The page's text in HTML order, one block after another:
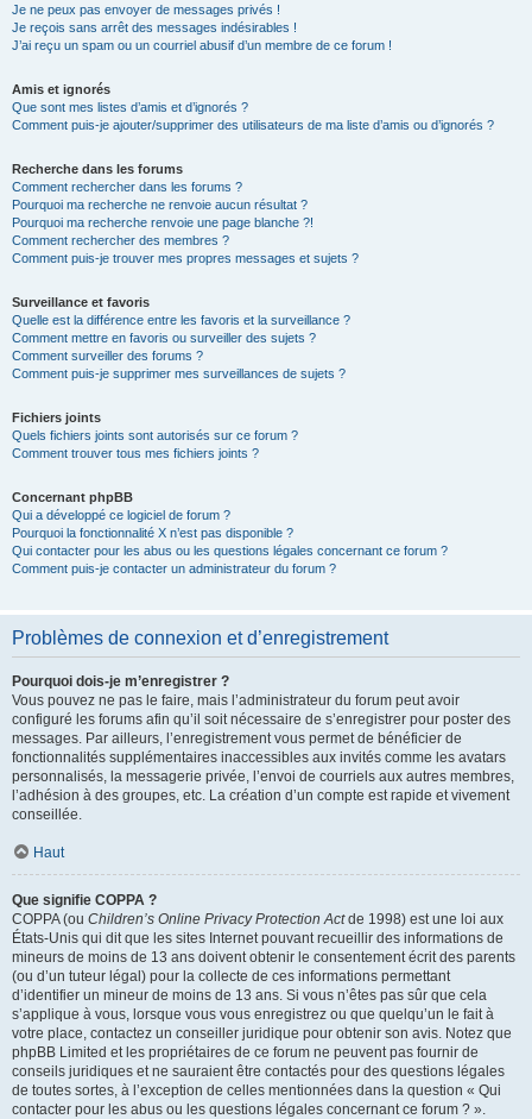
Je ne peux pas envoyer de messages privés !
Je reçois sans arrêt des messages indésirables !
J’ai reçu un spam ou un courriel abusif d’un membre de ce forum !
Amis et ignorés
Que sont mes listes d’amis et d’ignorés ?
Comment puis-je ajouter/supprimer des utilisateurs de ma liste d’amis ou d’ignorés ?
Recherche dans les forums
Comment rechercher dans les forums ?
Pourquoi ma recherche ne renvoie aucun résultat ?
Pourquoi ma recherche renvoie une page blanche ?!
Comment rechercher des membres ?
Comment puis-je trouver mes propres messages et sujets ?
Surveillance et favoris
Quelle est la différence entre les favoris et la surveillance ?
Comment mettre en favoris ou surveiller des sujets ?
Comment surveiller des forums ?
Comment puis-je supprimer mes surveillances de sujets ?
Fichiers joints
Quels fichiers joints sont autorisés sur ce forum ?
Comment trouver tous mes fichiers joints ?
Concernant phpBB
Qui a développé ce logiciel de forum ?
Pourquoi la fonctionnalité X n’est pas disponible ?
Qui contacter pour les abus ou les questions légales concernant ce forum ?
Comment puis-je contacter un administrateur du forum ?
Problèmes de connexion et d’enregistrement
Pourquoi dois-je m’enregistrer ?
Vous pouvez ne pas le faire, mais l’administrateur du forum peut avoir
configuré les forums afin qu’il soit nécessaire de s’enregistrer pour poster des
messages. Par ailleurs, l’enregistrement vous permet de bénéficier de
fonctionnalités supplémentaires inaccessibles aux invités comme les avatars
personnalisés, la messagerie privée, l’envoi de courriels aux autres membres,
l’adhésion à des groupes, etc. La création d’un compte est rapide et vivement
conseillée.
Haut
Que signifie COPPA ?
COPPA (ou Children’s Online Privacy Protection Actde 1998) est une loi aux
États-Unis qui dit que les sites Internet pouvant recueillir des informations de
mineurs de moins de 13 ans doivent obtenir le consentement écrit des parents
(ou d’un tuteur légal) pour la collecte de ces informations permettant
d’identifier un mineur de moins de 13 ans. Si vous n’êtes pas sûr que cela
s’applique à vous, lorsque vous vous enregistrez ou que quelqu’un le fait à
votre place, contactez un conseiller juridique pour obtenir son avis. Notez que
phpBB Limited et les propriétaires de ce forum ne peuvent pas fournir de
conseils juridiques et ne sauraient être contactés pour des questions légales
de toutes sortes, à l’exception de celles mentionnées dans la question « Qui
contacter pour les abus ou les questions légales concernant ce forum ? ».